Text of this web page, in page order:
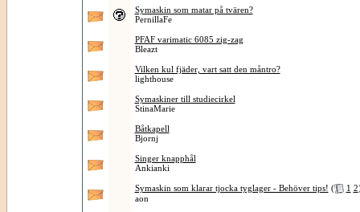
Symaskin som matar på tvären?
PernillaFe
PFAF varimatic 6085 zig-zag
Bleazt
Vilken kul fjäder, vart satt den måntro?
lighthouse
Symaskiner till studiecirkel
StinaMarie
Båtkapell
Bjornj
Singer knapphål
Ankianki
Symaskin som klarar tjocka tyglager - Behöver tips! ( 1 2
aon